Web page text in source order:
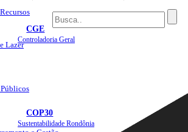
CGE
Controladoria Geral
COP30
Sustentabilidade Rondônia
Lazer
Públicos